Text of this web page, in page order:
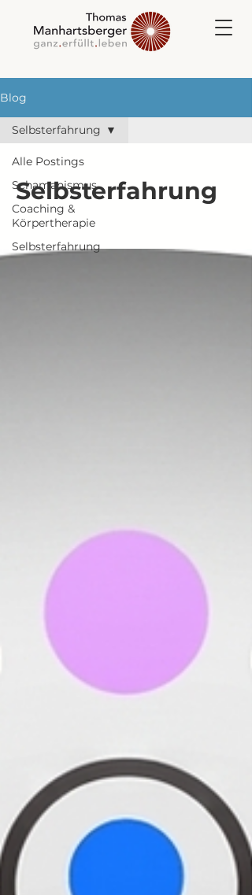
Blog
Alle Postings
Schamanismus
Coaching &
Körpertherapie
Selbsterfahrung
Selbsterfahrung
Selbsterfahrung